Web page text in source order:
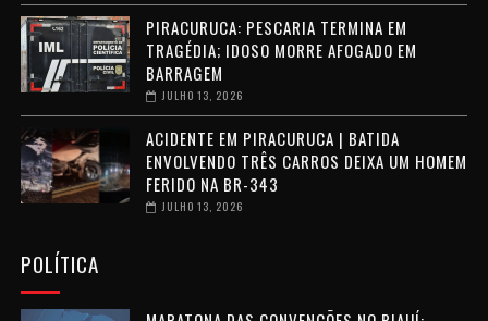
PIRACURUCA: PESCARIA TERMINA EM
TRAGÉDIA; IDOSO MORRE AFOGADO EM
BARRAGEM
JULHO 13, 2026
ACIDENTE EM PIRACURUCA | BATIDA
ENVOLVENDO TRÊS CARROS DEIXA UM HOMEM
FERIDO NA BR-343
JULHO 13, 2026
POLÍTICA